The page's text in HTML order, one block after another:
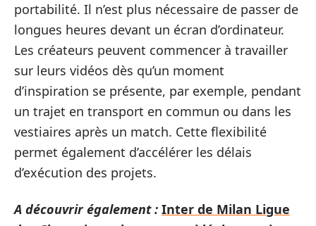
portabilité. Il n’est plus nécessaire de passer de
longues heures devant un écran d’ordinateur.
Les créateurs peuvent commencer à travailler
sur leurs vidéos dès qu’un moment
d’inspiration se présente, par exemple, pendant
un trajet en transport en commun ou dans les
vestiaires après un match. Cette flexibilité
permet également d’accélérer les délais
d’exécution des projets.
A découvrir également : Inter de Milan Ligue